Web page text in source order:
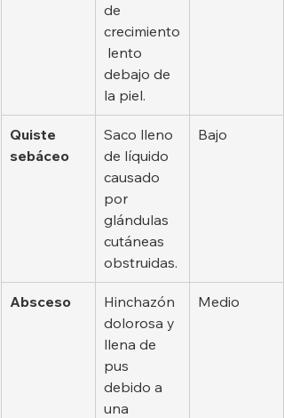
de
crecimiento
lento
debajo de
la piel.
Quiste
sebáceo
Saco lleno
de líquido
causado
por
glándulas
cutáneas
obstruidas.
Bajo
Absceso
Hinchazón
dolorosa y
llena de
pus
debido a
una
Medio